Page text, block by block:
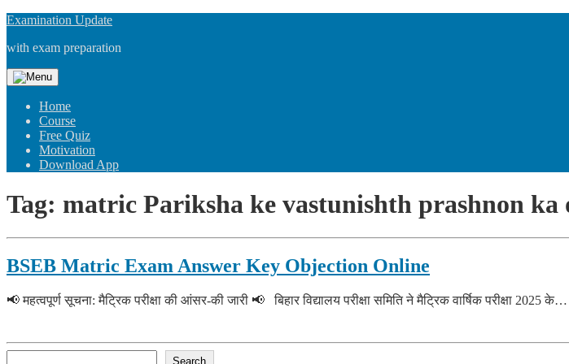
Skip
content
Examination Update
with exam preparation
Home
Course
Free Quiz
Motivation
Download App
Tag: matric Pariksha ke vastunishth prashnon ka
BSEB Matric Exam Answer Key Objection Online
📢 महत्वपूर्ण सूचना: मैट्रिक परीक्षा की आंसर-की जारी 📢 बिहार विद्यालय परीक्षा समिति ने मैट्रिक वार्षिक परीक्षा 2025 के…
Search